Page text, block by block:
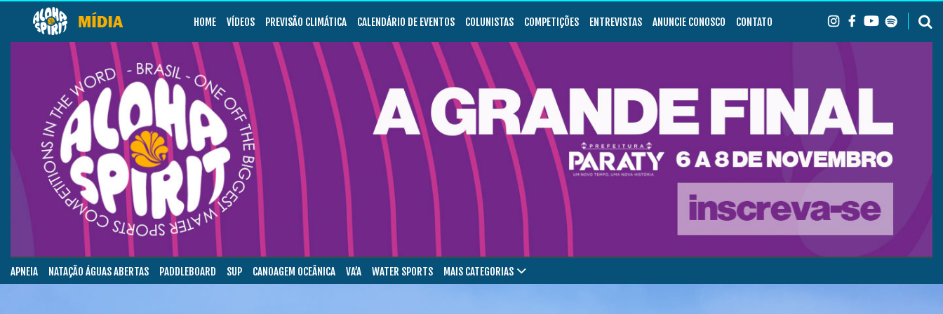
HOME VÍDEOS PREVISÃO CLIMÁTICA CALENDÁRIO DE EVENTOS COLUNISTAS COMPETIÇÕES ENTREVISTAS ANUNCIE CONOSCO CONTATO
APNEIA NATAÇÃO ÁGUAS ABERTAS PADDLEBOARD SUP CANOAGEM OCEÂNICA VA’A WATER SPORTS MAIS CATEGORIAS